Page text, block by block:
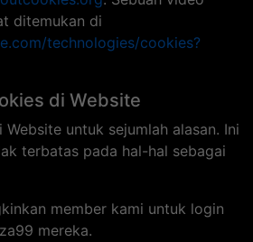
ditemukan di
technologies/cookies?
di Website
untuk sejumlah alasan. Ini
terbatas pada hal-hal sebagai
member kami untuk login
mereka.